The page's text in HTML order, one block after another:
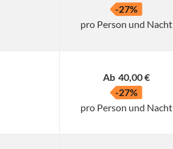
-27%
pro Person und Nacht
Ab 40,00 €
-27%
pro Person und Nacht